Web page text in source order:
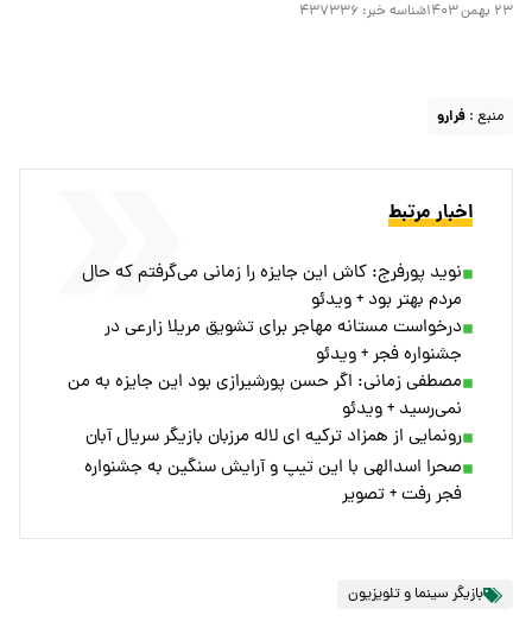
۲۳ بهمن ۱۴۰۳ شناسه خبر: ۴۳۷۳۳۶
منبع : فرارو
اخبار مرتبط
نوید پورفرج: کاش این جایزه را زمانی می‌گرفتم که حال
مردم بهتر بود + ویدئو
درخواست مستانه مهاجر برای تشویق مریلا زارعی در
جشنواره فجر + ویدئو
مصطفی زمانی: اگر حسن پورشیرازی بود این جایزه به من
نمی‌رسید + ویدئو
رونمایی از همزاد ترکیه ای لاله مرزبان بازیگر سریال آبان
صحرا اسدالهی با این تیپ و آرایش سنگین به جشنواره
فجر رفت + تصویر
بازیگر سینما و تلویزیون